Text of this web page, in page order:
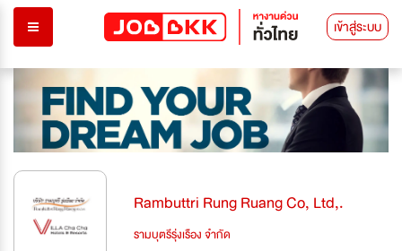
เข้าสู่ระบบ
Rambuttri Rung Ruang Co, Ltd,.
รามบุตรีรุ่งเรือง จำกัด